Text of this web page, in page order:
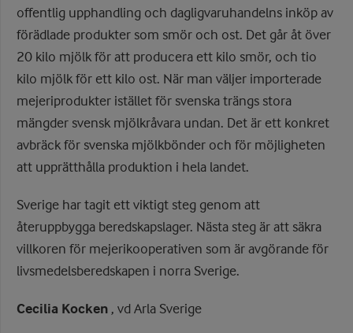
offentlig upphandling och dagligvaruhandelns inköp av
förädlade produkter som smör och ost. Det går åt över
20 kilo mjölk för att producera ett kilo smör, och tio
kilo mjölk för ett kilo ost. När man väljer importerade
mejeriprodukter istället för svenska trängs stora
mängder svensk mjölkråvara undan. Det är ett konkret
avbräck för svenska mjölkbönder och för möjligheten
att upprätthålla produktion i hela landet.
Sverige har tagit ett viktigt steg genom att
återuppbygga beredskapslager. Nästa steg är att säkra
villkoren för mejerikooperativen som är avgörande för
livsmedelsberedskapen i norra Sverige.
Cecilia Kocken , vd Arla Sverige